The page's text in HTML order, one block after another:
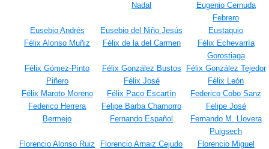
Nadal
Eugenio Cernuda
Febrero
Eusebio Andrés
Eusebio del Niño Jesús
Eustaquio
Félix Alonso Muñiz
Félix de la del Carmen
Félix Echevarría
Gorostiaga
Félix Gómez-Pinto
Piñero
Félix González Bustos
Félix González Tejedor
Félix José
Félix León
Félix Maroto Moreno
Félix Paco Escartín
Federico Cobo Sanz
Federico Herrera
Bermejo
Felipe Barba Chamorro
Felipe José
Fernando Español
Fernando M. Llovera
Puigsech
Florencio Alonso Ruiz
Florencio Arnaiz Cejudo
Florencio Miguel